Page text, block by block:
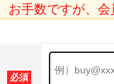
帯広の中
旭川の中
お手数ですが、会
必須